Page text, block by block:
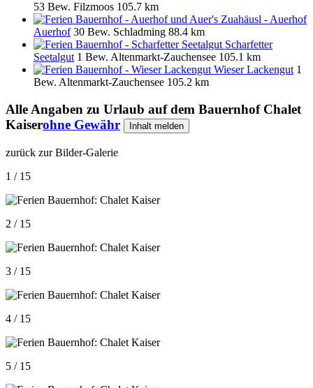
53 Bew. Filzmoos 105.7 km
Auerhof 30 Bew. Schladming 88.4 km
Scharfetter
Seetalgut 1 Bew. Altenmarkt-Zauchensee 105.1 km
Wieser Lackengut 1
Bew. Altenmarkt-Zauchensee 105.2 km
Alle Angaben zu Urlaub auf dem Bauernhof Chalet
Kaiserohne Gewähr Inhalt melden
zurück zur Bilder-Galerie
1 / 15
2 / 15
3 / 15
4 / 15
5 / 15